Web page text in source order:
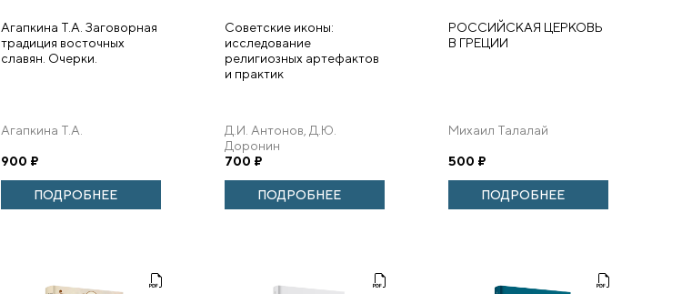
Агапкина Т.А. Заговорная
традиция восточных
славян. Очерки.
Агапкина Т.А.
900 ₽
ПОДРОБНЕЕ
Советские иконы:
исследование
религиозных артефактов
и практик
Д.И. Антонов, Д.Ю.
Доронин
700 ₽
ПОДРОБНЕЕ
РОССИЙСКАЯ ЦЕРКОВЬ
В ГРЕЦИИ
Михаил Талалай
500 ₽
ПОДРОБНЕЕ